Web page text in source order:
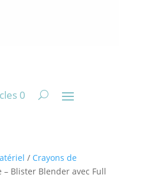
0
/ Crayons de
– Blister Blender avec Full